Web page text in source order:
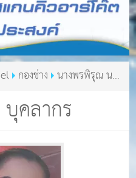
คลากร
กองช่าง นางพรพิรุณ นา